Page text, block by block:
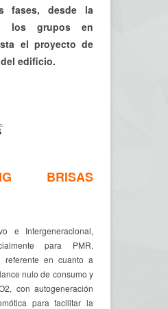
fases, desde la
los grupos en
el proyecto de
edificio.
BRISAS
e Intergeneracional,
para PMR.
referente en cuanto a
nulo de consumo y
con autogeneración
para facilitar la